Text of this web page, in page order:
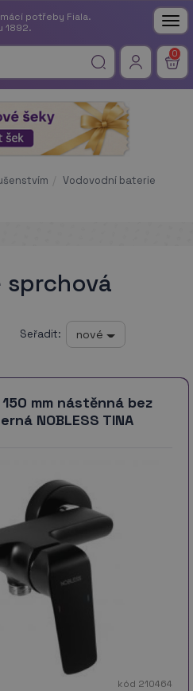
potřeby Fiala.
1892.
0
Vodovodní baterie
sprchová
Seřadit: nové
mm nástěnná bez
NOBLESS TINA
kód 210464